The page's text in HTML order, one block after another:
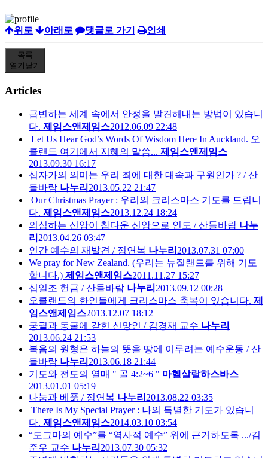
위로 아래로 댓글로 가기 인쇄
목록
열기 닫기
Articles
급변하는 세계 속에서 안정을 발견해내는 방법이 있습니
다. 제임스앤제임스2012.06.09 22:48
Let Us Hear God’s Words Of Wisdom Here In Auckland. 오
클랜드 여기에서 지혜의 말씀... 제임스앤제임스
2013.09.30 16:17
십자가의 의미는 우리 죄에 대한 대속과 구원인가 ? / 산
들바람 나누리 2013.05.22 21:47
Our Christmas Prayer : 우리의 크리스마스 기도를 드립니
다. 제임스앤제임스2013.12.24 18:24
의심하는 신앙이 참다운 신앙으로 인도 / 산들바람 나누
리 2013.04.26 03:47
인간 예수의 재발견 / 정연복 나누리 2013.07.31 07:00
We pray for New Zealand. (우리는 뉴질랜드를 위해 기도
합니다.) 제임스앤제임스2011.11.27 15:27
십일조 헌금 / 산들바람 나누리 2013.09.12 00:28
오클랜드의 한인들에게 크리스마스 축복이 있습니다. 제
임스앤제임스2013.12.07 18:12
궁궐과 동굴에 갇힌 신앙인 / 김경재 교수 나누리
2013.06.24 21:53
복음의 원형은 하늘의 뜻을 땅에 이루려는 예수운동 / 산
들바람 나누리 2013.06.18 21:44
기도와 전도의 열매 " 골 4:2~6 " 마헬살랄하스바스
2013.01.01 05:19
나눔과 베풂 / 정연복 나누리 2013.08.22 03:35
There Is My Special Prayer : 나의 특별한 기도가 있습니
다. 제임스앤제임스2014.03.10 03:54
“도그마의 예수”를 “역사적 예수” 위에 근거하도록 .../김
준우 교수 나누리 2013.07.30 05:32